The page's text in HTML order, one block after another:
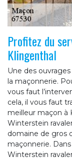
Profitez du
Klingenthal
Une des
la maçonnerie.
vous faut
cela, il vous faut
meilleur maçon à
Winterstein
domaine de gros
maçonnerie.
Winterstein